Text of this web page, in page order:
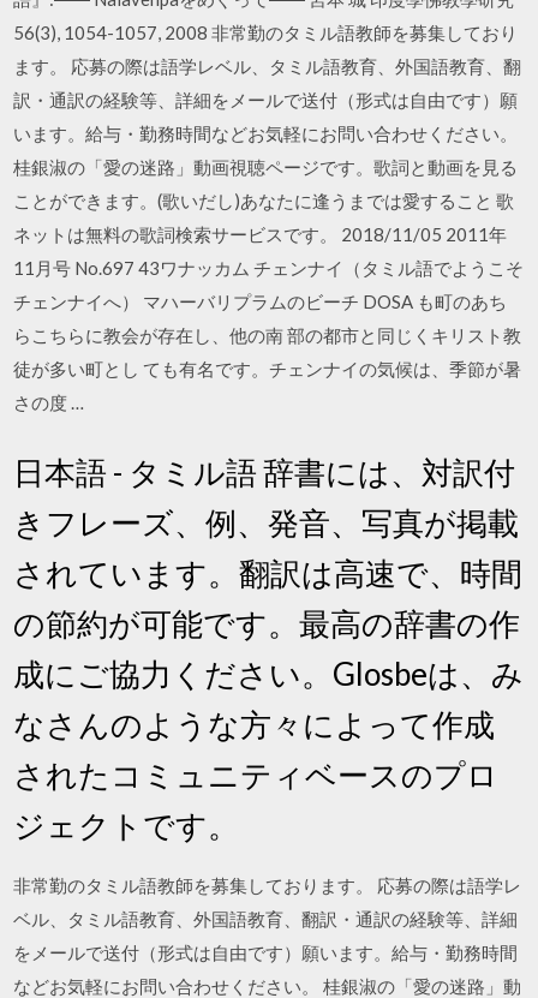
56(3), 1054-1057, 2008 非常勤のタミル語教師を募集しており
ます。 応募の際は語学レベル、タミル語教育、外国語教育、翻
訳・通訳の経験等、詳細をメールで送付（形式は自由です）願
います。給与・勤務時間などお気軽にお問い合わせください。
桂銀淑の「愛の迷路」動画視聴ページです。歌詞と動画を見る
ことができます。(歌いだし)あなたに逢うまでは愛すること 歌
ネットは無料の歌詞検索サービスです。 2018/11/05 2011年
11月号 No.697 43ワナッカム チェンナイ（タミル語でようこそ
チェンナイへ） マハーバリプラムのビーチ DOSA も町のあち
らこちらに教会が存在し、他の南 部の都市と同じくキリスト教
徒が多い町とし ても有名です。チェンナイの気候は、季節が暑
さの度 …
日本語 - タミル語 辞書には、対訳付
きフレーズ、例、発音、写真が掲載
されています。翻訳は高速で、時間
の節約が可能です。最高の辞書の作
成にご協力ください。Glosbeは、み
なさんのような方々によって作成
されたコミュニティベースのプロ
ジェクトです。
非常勤のタミル語教師を募集しております。 応募の際は語学レ
ベル、タミル語教育、外国語教育、翻訳・通訳の経験等、詳細
をメールで送付（形式は自由です）願います。給与・勤務時間
などお気軽にお問い合わせください。 桂銀淑の「愛の迷路」動